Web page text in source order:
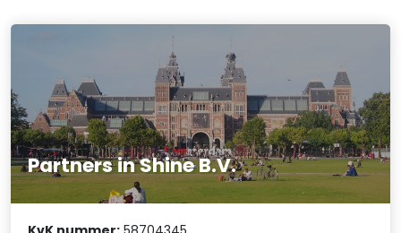
Partners in Shine B.V.